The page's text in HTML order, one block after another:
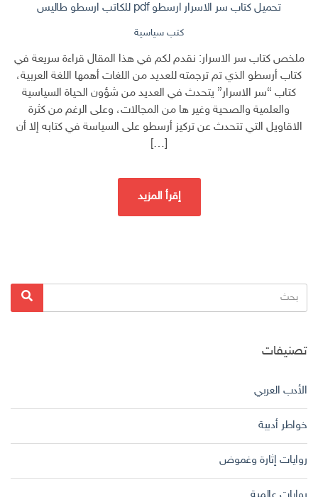
تحميل كتاب سر الاسرار ارسطو pdf للكاتب ارسطو طاليس
كتب سياسية
ملخص كتاب سر الاسرار: نقدم لكم في هذا المقال قراءة سريعة في
كتاب أرسطو الذي تم ترجمته للعديد من اللغات أهمها اللغة العربية،
كتاب “سر الاسرار” يتحدث في العديد من شؤون الحياة السياسية
والعلمية والصحية وغير ها من المجالات، وعلى الرغم من كثرة
الاقاويل التي تتحدث عن تركيز أرسطو على السياسة في كتابه إلا أن
[…]
إقرأ المزيد
البحث
عن:
بحث
تصنيفات
الأدب العربي
خواطر أدبية
روايات إثارة وغموض